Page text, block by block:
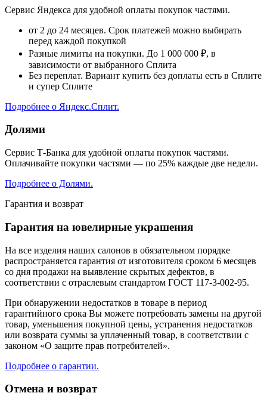
Сервис Яндекса для удобной оплаты покупок частями.
от 2 до 24 месяцев. Срок платежей можно выбирать
перед каждой покупкой
Разные лимиты на покупки. До 1 000 000 ₽, в
зависимости от выбранного Сплита
Без переплат. Вариант купить без доплаты есть в Сплите
и супер Сплите
Подробнее о Яндекс.Сплит.
Долями
Сервис Т-Банка для удобной оплаты покупок частями.
Оплачивайте покупки частями — по 25% каждые две недели.
Подробнее о Долями.
Гарантия и возврат
Гарантия на ювелирные украшения
На все изделия наших салонов в обязательном порядке
распространяется гарантия от изготовителя сроком 6 месяцев
со дня продажи на выявление скрытых дефектов, в
соответствии с отраслевым стандартом ГОСТ 117-3-002-95.
При обнаружении недостатков в товаре в период
гарантийного срока Вы можете потребовать замены на другой
товар, уменьшения покупной цены, устранения недостатков
или возврата суммы за уплаченный товар, в соответствии с
законом «О защите прав потребителей».
Подробнее о гарантии.
Отмена и возврат